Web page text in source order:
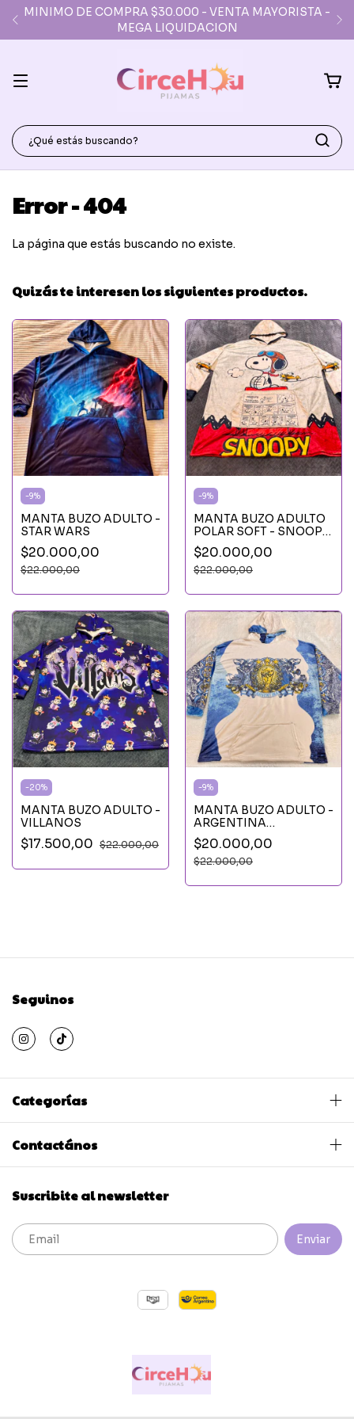
MINIMO DE COMPRA $30.000 - VENTA MAYORISTA -
MEGA LIQUIDACION
Error - 404
La página que estás buscando no existe.
Quizás te interesen los siguientes productos.
-9%
MANTA BUZO ADULTO -
STAR WARS
$20.000,00
$22.000,00
-9%
MANTA BUZO ADULTO
POLAR SOFT - SNOOPY
PILOTO
$20.000,00
$22.000,00
-20%
MANTA BUZO ADULTO -
VILLANOS
$17.500,00 $22.000,00
-9%
MANTA BUZO ADULTO -
ARGENTINA
SELECCION
$20.000,00
$22.000,00
Seguinos
Categorías
Contactános
Suscribite al newsletter